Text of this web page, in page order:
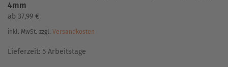
4mm
ab 37,99 €
inkl. MwSt. zzgl. Versandkosten
Lieferzeit: 5 Arbeitstage